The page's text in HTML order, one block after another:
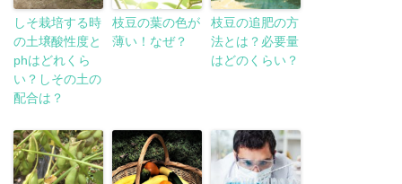
しそ栽培する時
の土壌酸性度と
phはどれくら
い？しその土の
配合は？
枝豆の葉の色が
薄い！なぜ？
枝豆の追肥の方
法とは？必要量
はどのくらい？